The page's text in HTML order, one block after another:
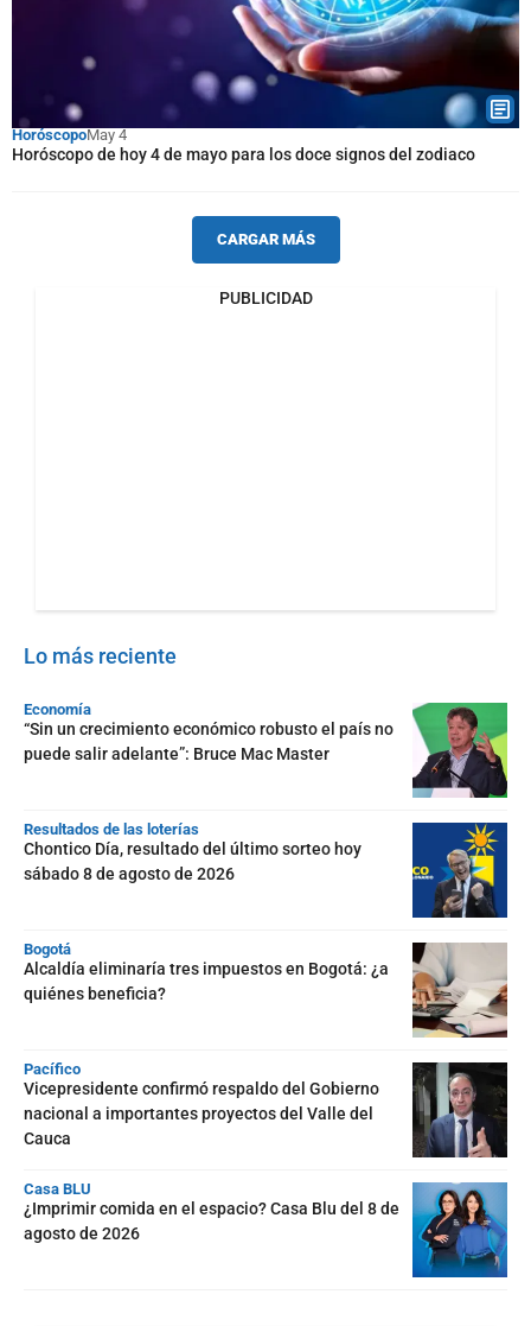
HoróscopoMay 4
Horóscopo de hoy 4 de mayo para los doce signos del zodiaco
CARGAR MÁS
PUBLICIDAD
Lo más reciente
Economía
“Sin un crecimiento económico robusto el país no
puede salir adelante”: Bruce Mac Master
Resultados de las loterías
Chontico Día, resultado del último sorteo hoy
sábado 8 de agosto de 2026
Bogotá
Alcaldía eliminaría tres impuestos en Bogotá: ¿a
quiénes beneficia?
Pacífico
Vicepresidente confirmó respaldo del Gobierno
nacional a importantes proyectos del Valle del
Cauca
Casa BLU
¿Imprimir comida en el espacio? Casa Blu del 8 de
agosto de 2026